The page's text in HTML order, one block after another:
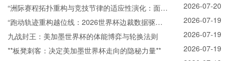
观赛实录
“洲际赛程拓扑重构与竞技节律的适应性演化：面向
2026世界杯的备战体系升级路径”
2026-07-20
“跑动轨迹重构越位线：2026世界杯边裁数据驱动
的规则进化”
2026-07-19
九战封王：美加墨世界杯的体能博弈与轮换法则
2026-07-19
**板凳刺客：决定美加墨世界杯走向的隐秘力量**
2026-07-19